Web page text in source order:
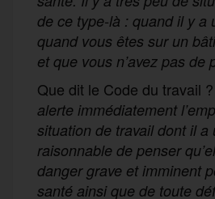
de ce type-là : quand il y a
quand vous êtes sur un
et que vous n’avez pas de
Que dit le Code du travail
alerte immédiatement
situation de travail dont il a
raisonnable de penser
danger grave et imminent
santé ainsi que de toute